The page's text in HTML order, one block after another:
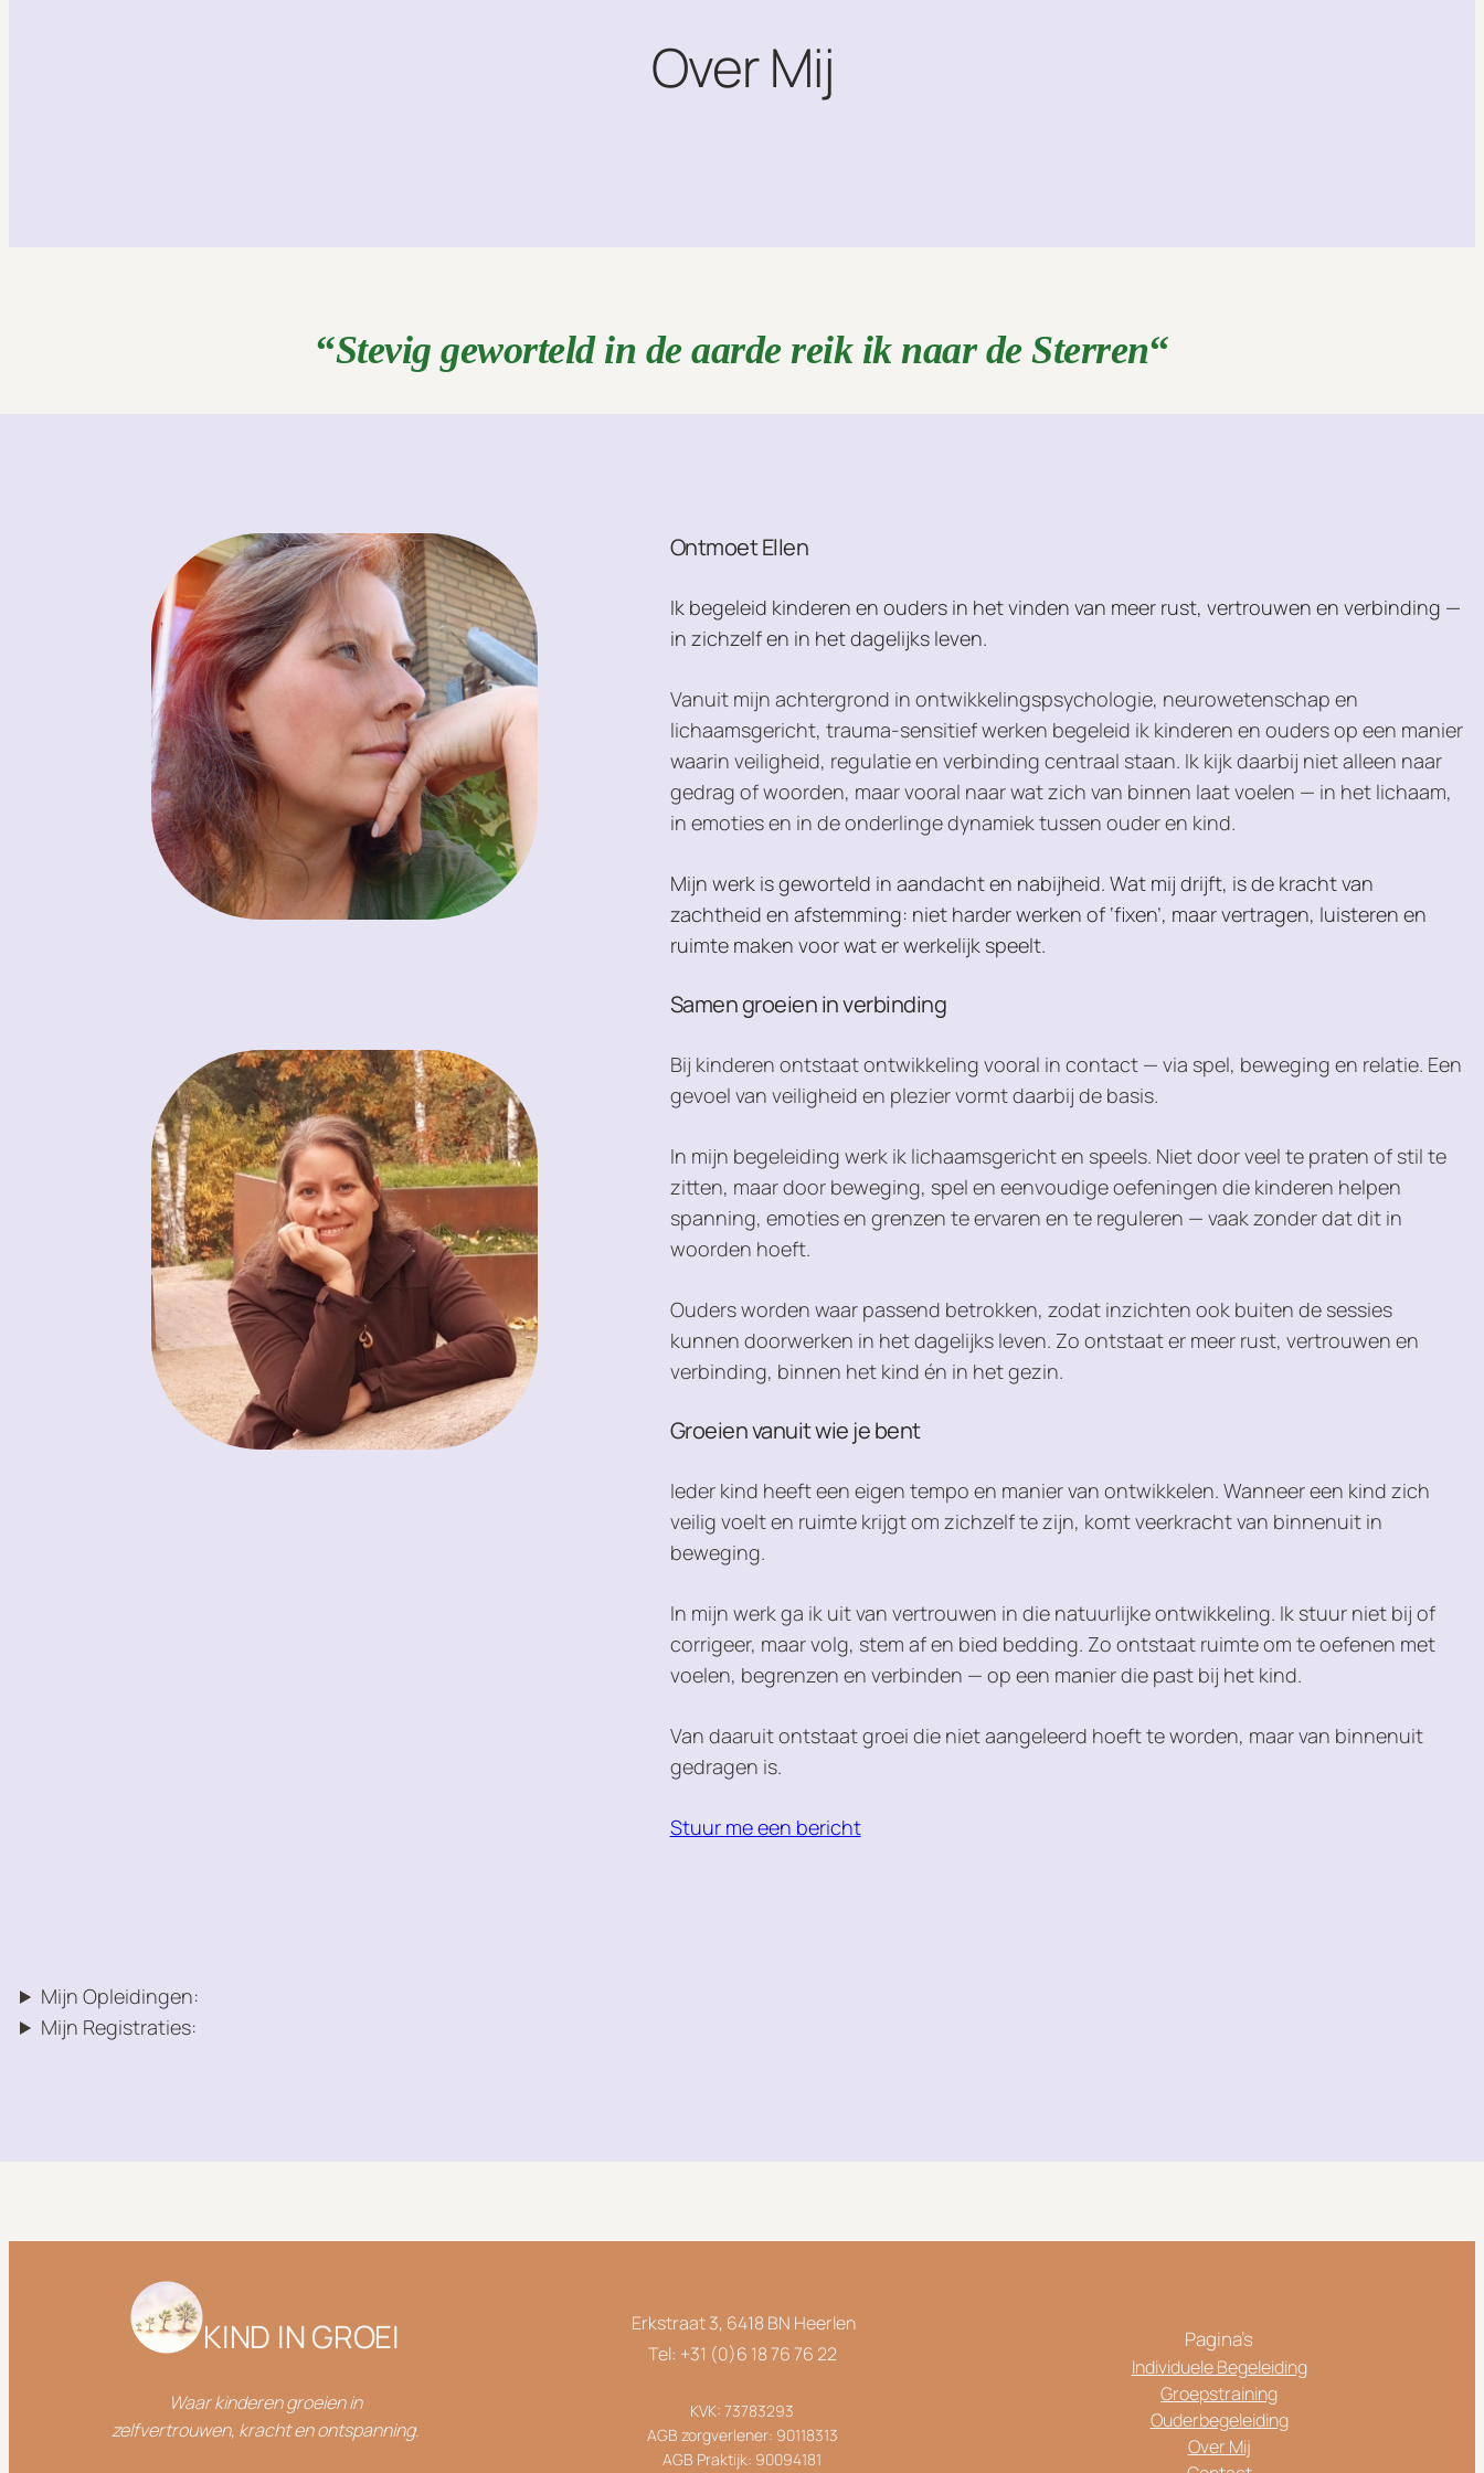
Over Mij
“Stevig geworteld in de aarde reik ik naar de Sterren“
Ontmoet Ellen
Ik begeleid kinderen en ouders in het vinden van meer rust, vertrouwen en verbinding —
in zichzelf en in het dagelijks leven.
Vanuit mijn achtergrond in ontwikkelingspsychologie, neurowetenschap en
lichaamsgericht, trauma-sensitief werken begeleid ik kinderen en ouders op een manier
waarin veiligheid, regulatie en verbinding centraal staan. Ik kijk daarbij niet alleen naar
gedrag of woorden, maar vooral naar wat zich van binnen laat voelen — in het lichaam,
in emoties en in de onderlinge dynamiek tussen ouder en kind.
Mijn werk is geworteld in aandacht en nabijheid. Wat mij drijft, is de kracht van
zachtheid en afstemming: niet harder werken of ‘fixen’, maar vertragen, luisteren en
ruimte maken voor wat er werkelijk speelt.
Samen groeien in verbinding
Bij kinderen ontstaat ontwikkeling vooral in contact — via spel, beweging en relatie. Een
gevoel van veiligheid en plezier vormt daarbij de basis.
In mijn begeleiding werk ik lichaamsgericht en speels. Niet door veel te praten of stil te
zitten, maar door beweging, spel en eenvoudige oefeningen die kinderen helpen
spanning, emoties en grenzen te ervaren en te reguleren — vaak zonder dat dit in
woorden hoeft.
Ouders worden waar passend betrokken, zodat inzichten ook buiten de sessies
kunnen doorwerken in het dagelijks leven. Zo ontstaat er meer rust, vertrouwen en
verbinding, binnen het kind én in het gezin.
Groeien vanuit wie je bent
Ieder kind heeft een eigen tempo en manier van ontwikkelen. Wanneer een kind zich
veilig voelt en ruimte krijgt om zichzelf te zijn, komt veerkracht van binnenuit in
beweging.
In mijn werk ga ik uit van vertrouwen in die natuurlijke ontwikkeling. Ik stuur niet bij of
corrigeer, maar volg, stem af en bied bedding. Zo ontstaat ruimte om te oefenen met
voelen, begrenzen en verbinden — op een manier die past bij het kind.
Van daaruit ontstaat groei die niet aangeleerd hoeft te worden, maar van binnenuit
gedragen is.
Stuur me een bericht
Mijn Opleidingen:
Mijn Registraties:
KIND IN GROEI
Waar kinderen groeien in
zelfvertrouwen, kracht en ontspanning.
Erkstraat 3, 6418 BN Heerlen
Tel: +31 (0)6 18 76 76 22
KVK: 73783293
AGB zorgverlener: 90118313
AGB Praktijk: 90094181
Pagina’s
Individuele Begeleiding
Groepstraining
Ouderbegeleiding
Over Mij